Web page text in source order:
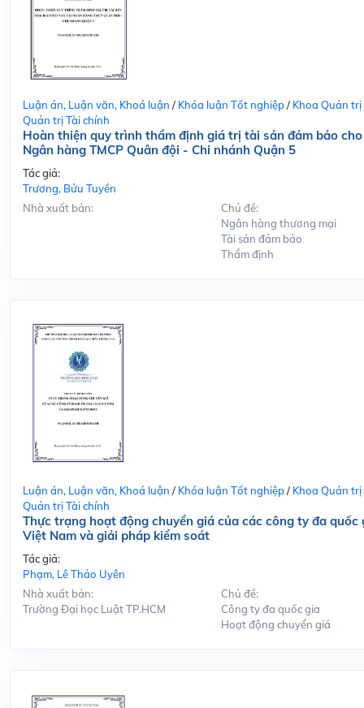
Luận án, Luận văn, Khoá luận / Khóa luận Tốt nghiệp/ Khoa Quản trị
Quản trị Tài chính
Hoàn thiện quy trình thẩm định giá trị tài sản đảm bảo
Ngân hàng TMCP Quân đội - Chi nhánh Quận 5
Tác giả:
Trương, Bửu Tuyền
Nhà xuất bản:
Chủ đề:
Ngân hàng thương mại
Tài sản đảm bảo
Thẩm định
Luận án, Luận văn, Khoá luận / Khóa luận Tốt nghiệp/ Khoa Quản trị
Quản trị Tài chính
Thực trạng hoạt động chuyển giá của các công ty đa quốc
Việt Nam và giải pháp kiểm soát
Tác giả:
Phạm, Lê Thảo Uyên
Nhà xuất bản:
Trường Đại học Luật TP.HCM
Chủ đề:
Công ty đa quốc gia
Hoạt động chuyển giá